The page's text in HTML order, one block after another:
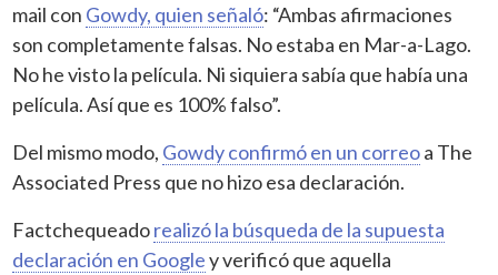
mail con Gowdy, quien señaló: “Ambas afirmaciones
son completamente falsas. No estaba en Mar-a-Lago.
No he visto la película. Ni siquiera sabía que había una
película. Así que es 100% falso”.
Del mismo modo, Gowdy confirmó en un correoa The
Associated Press que no hizo esa declaración.
Factchequeadorealizó la búsqueda de la supuesta
declaración en Googley verificó que aquella